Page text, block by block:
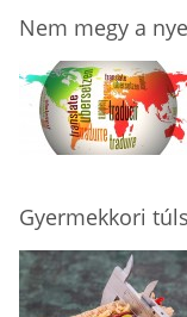
Nem megy a
Gyermekkori